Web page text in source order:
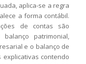
aplica-se a regra
a forma contábil.
de contas são
patrimonial,
e o balanço de
explicativas contendo